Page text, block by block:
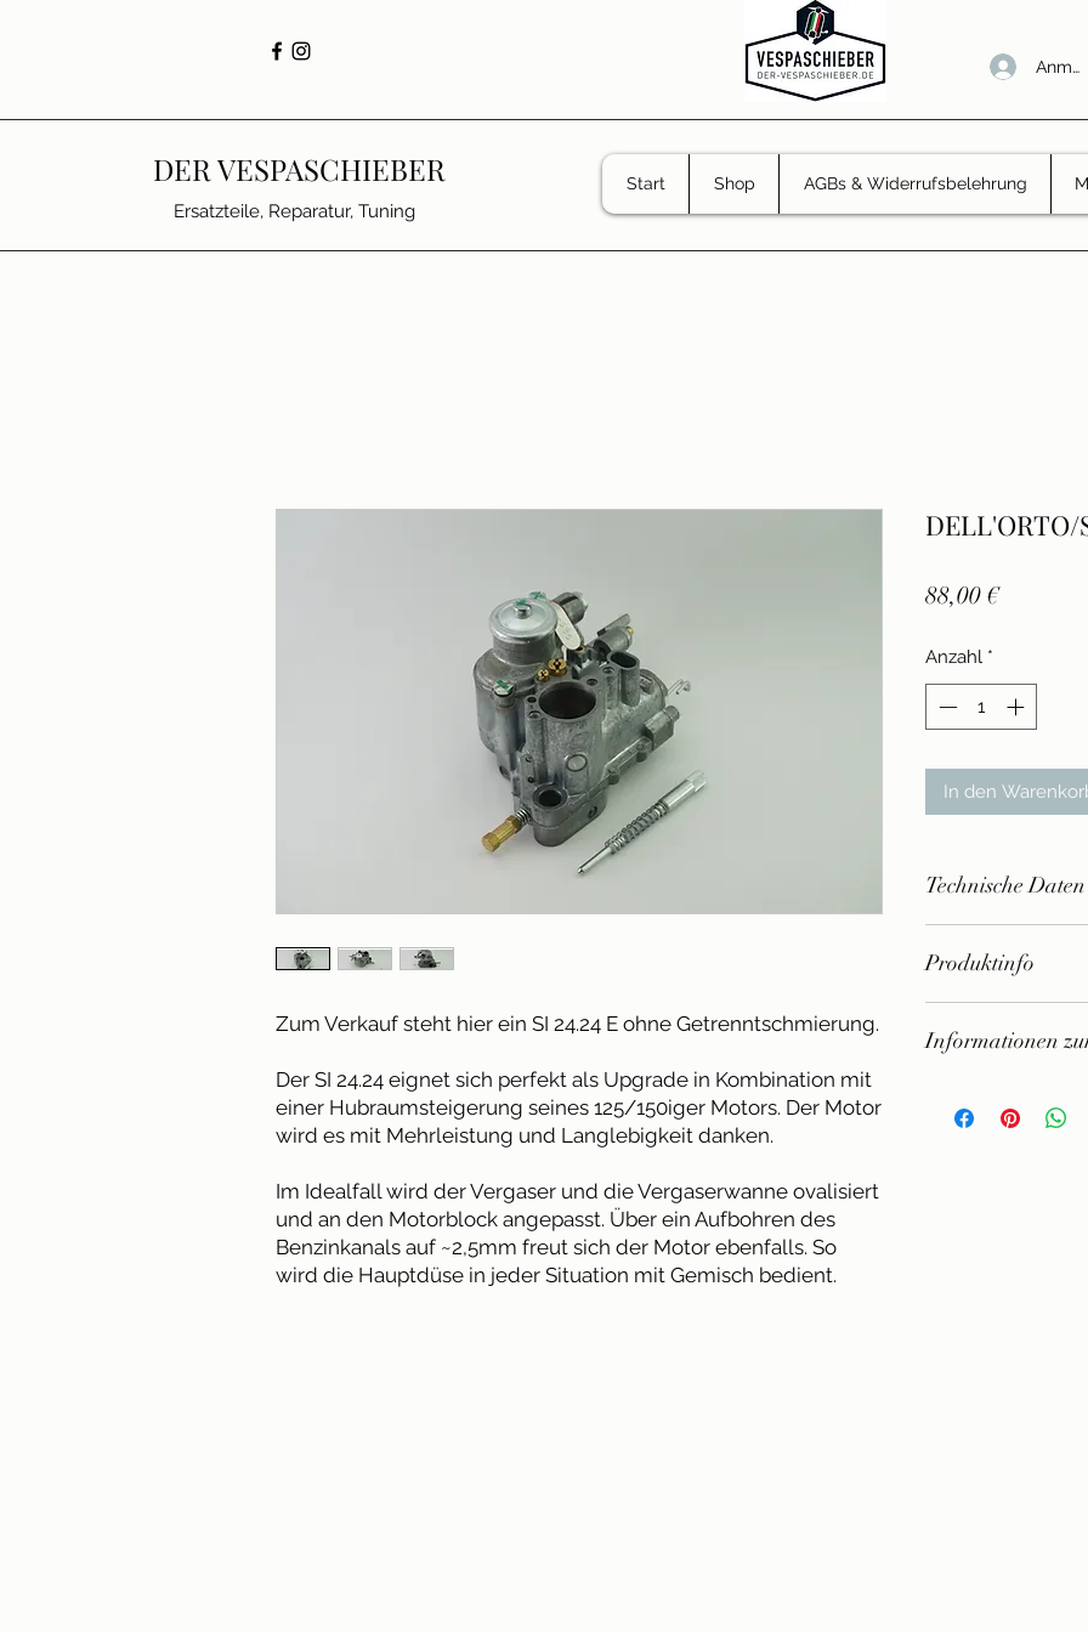
DER VESPASCHIEBER Start Shop AGBs & Widerrufsbelehrung
Ersatzteile, Reparatur, Tuning
Zum Verkauf steht hier ein SI 24.24 E ohne Getrenntschmierung.
Der SI 24.24 eignet sich perfekt als Upgrade in Kombination mit
einer Hubraumsteigerung seines 125/150iger Motors. Der Motor
wird es mit Mehrleistung und Langlebigkeit danken.
Im Idealfall wird der Vergaser und die Vergaserwanne ovalisiert
und an den Motorblock angepasst. Über ein Aufbohren des
Benzinkanals auf ~2,5mm freut sich der Motor ebenfalls. So
wird die Hauptdüse in jeder Situation mit Gemisch bedient.
DELL'ORTO/
88,00 €Preis
Anzahl *
In den
Technische Daten
Lusso/125 VNB-
Produktinfo
StVZO nicht
Informationen
Cabiate (CO) -